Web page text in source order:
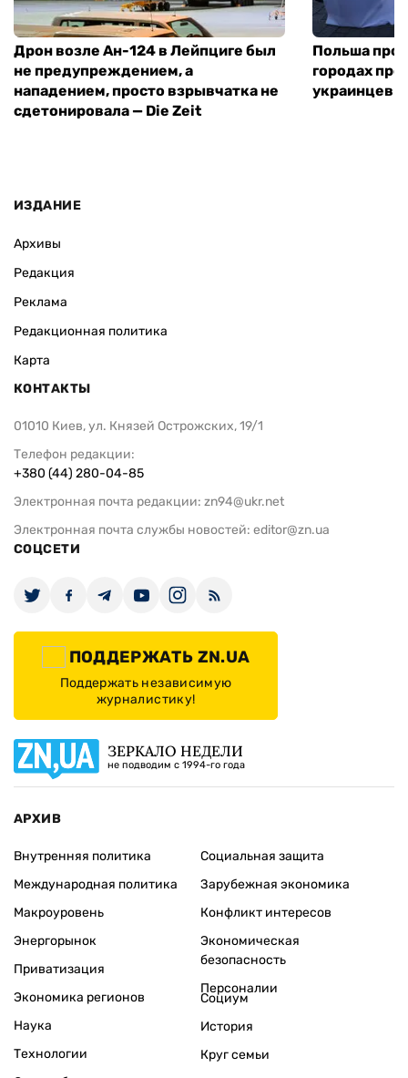
Дрон возле Ан-124 в Лейпциге был
не предупреждением, а
нападением, просто взрывчатка не
сдетонировала — Die Zeit
Польша
городах
украинцев
ИЗДАНИЕ
Архивы
Редакция
Реклама
Редакционная политика
Карта
КОНТАКТЫ
01010 Киев, ул. Князей Острожских, 19/1
Телефон редакции:
+380 (44) 280-04-85
Электронная почта редакции: zn94@ukr.net
Электронная почта службы новостей: editor@zn.ua
СОЦСЕТИ
ПОДДЕРЖАТЬ ZN.UA
Поддержать независимую
журналистику!
ЗЕРКАЛО НЕДЕЛИ
не подводим с 1994-го года
АРХИВ
Внутренняя политика
Международная политика
Макроуровень
Энергорынок
Приватизация
Экономика регионов
Социальная защита
Зарубежная экономика
Конфликт интересов
Экономическая
безопасность
Персоналии
Наука
Технологии
Социум
История
Круг семьи